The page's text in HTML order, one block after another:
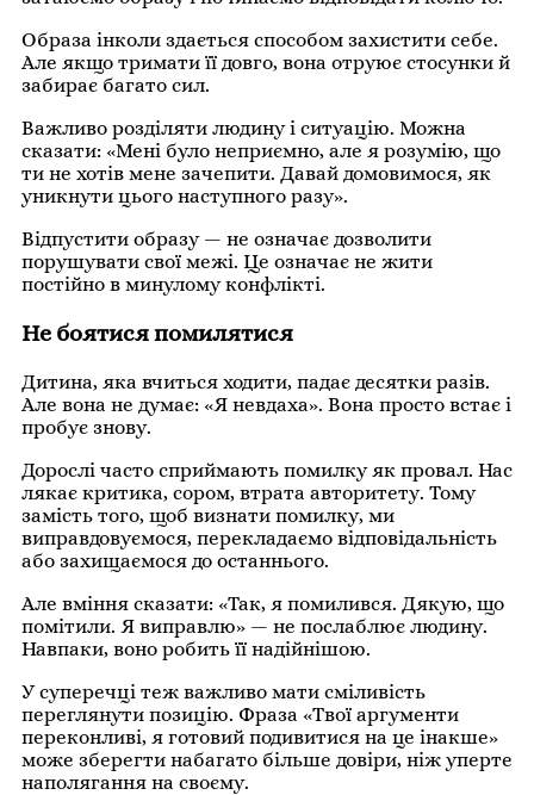
Образа інколи здається способом захистити себе.
Але якщо тримати її довго, вона отруює стосунки й
забирає багато сил.
Важливо розділяти людину і ситуацію. Можна
сказати: «Мені було неприємно, але я розумію, що
ти не хотів мене зачепити. Давай домовимося, як
уникнути цього наступного разу».
Відпустити образу — не означає дозволити
порушувати свої межі. Це означає не жити
постійно в минулому конфлікті.
Не боятися помилятися
Дитина, яка вчиться ходити, падає десятки разів.
Але вона не думає: «Я невдаха». Вона просто встає і
пробує знову.
Дорослі часто сприймають помилку як провал. Нас
лякає критика, сором, втрата авторитету. Тому
замість того, щоб визнати помилку, ми
виправдовуємося, перекладаємо відповідальність
або захищаємося до останнього.
Але вміння сказати: «Так, я помилився. Дякую, що
помітили. Я виправлю» — не послаблює людину.
Навпаки, воно робить її надійнішою.
У суперечці теж важливо мати сміливість
переглянути позицію. Фраза «Твої аргументи
переконливі, я готовий подивитися на це інакше»
може зберегти набагато більше довіри, ніж уперте
наполягання на своєму.